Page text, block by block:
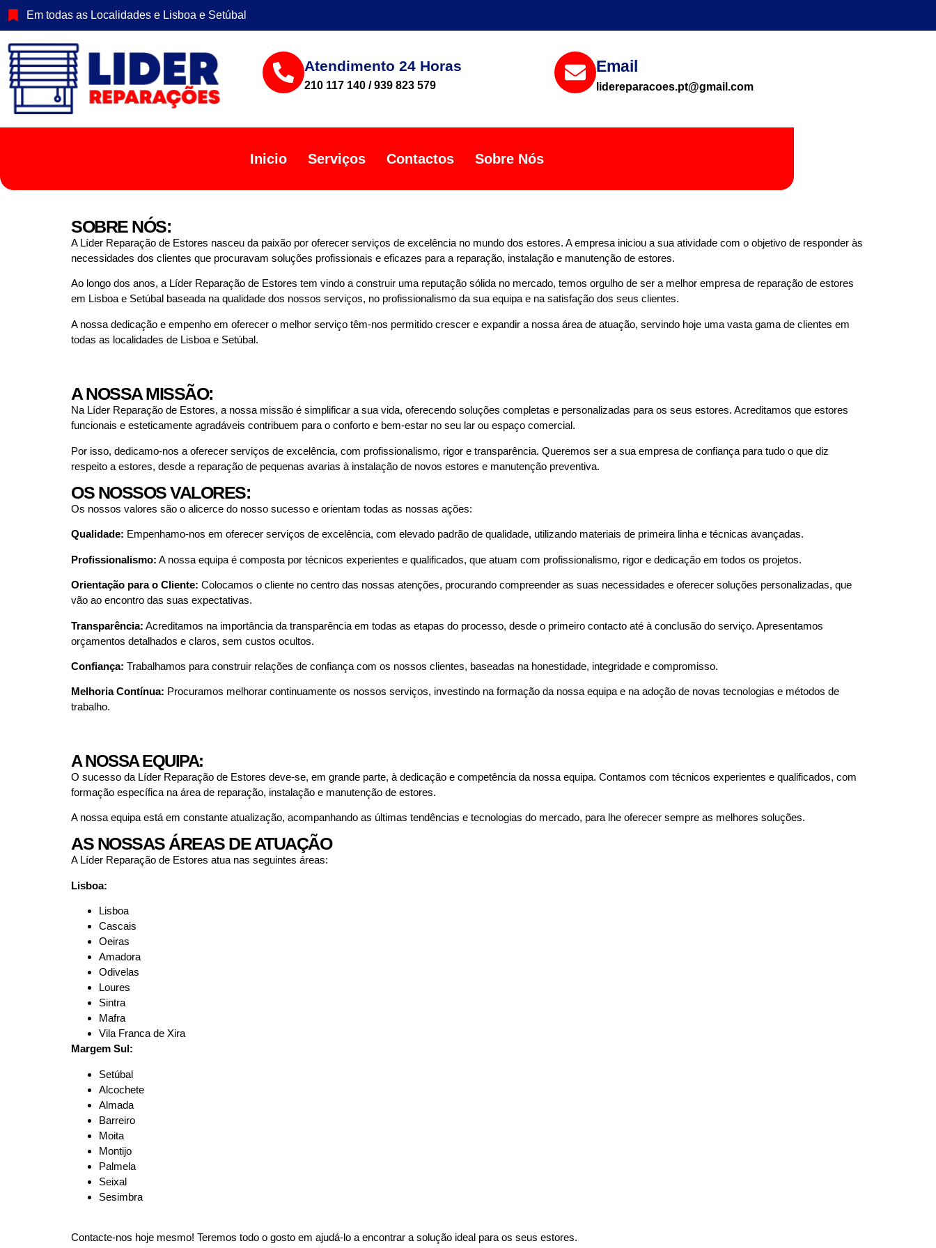
Em todas as Localidades e Lisboa e Setúbal
Atendimento 24 Horas
210 117 140 / 939 823 579
Email
lidereparacoes.pt@gmail.com
Inicio Serviços Contactos Sobre Nós
SOBRE NÓS:
A Líder Reparação de Estores nasceu da paixão por oferecer serviços de excelência no mundo dos estores. A empresa iniciou a sua atividade com o objetivo de responder às
necessidades dos clientes que procuravam soluções profissionais e eficazes para a reparação, instalação e manutenção de estores.
Ao longo dos anos, a Líder Reparação de Estores tem vindo a construir uma reputação sólida no mercado, temos orgulho de ser a melhor empresa de reparação de estores
em Lisboa e Setúbal baseada na qualidade dos nossos serviços, no profissionalismo da sua equipa e na satisfação dos seus clientes.
A nossa dedicação e empenho em oferecer o melhor serviço têm-nos permitido crescer e expandir a nossa área de atuação, servindo hoje uma vasta gama de clientes em
todas as localidades de Lisboa e Setúbal.
A NOSSA MISSÃO:
Na Líder Reparação de Estores, a nossa missão é simplificar a sua vida, oferecendo soluções completas e personalizadas para os seus estores. Acreditamos que estores
funcionais e esteticamente agradáveis contribuem para o conforto e bem-estar no seu lar ou espaço comercial.
Por isso, dedicamo-nos a oferecer serviços de excelência, com profissionalismo, rigor e transparência. Queremos ser a sua empresa de confiança para tudo o que diz
respeito a estores, desde a reparação de pequenas avarias à instalação de novos estores e manutenção preventiva.
OS NOSSOS VALORES:
Os nossos valores são o alicerce do nosso sucesso e orientam todas as nossas ações:
Qualidade: Empenhamo-nos em oferecer serviços de excelência, com elevado padrão de qualidade, utilizando materiais de primeira linha e técnicas avançadas.
Profissionalismo: A nossa equipa é composta por técnicos experientes e qualificados, que atuam com profissionalismo, rigor e dedicação em todos os projetos.
Orientação para o Cliente: Colocamos o cliente no centro das nossas atenções, procurando compreender as suas necessidades e oferecer soluções personalizadas, que
vão ao encontro das suas expectativas.
Transparência: Acreditamos na importância da transparência em todas as etapas do processo, desde o primeiro contacto até à conclusão do serviço. Apresentamos
orçamentos detalhados e claros, sem custos ocultos.
Confiança: Trabalhamos para construir relações de confiança com os nossos clientes, baseadas na honestidade, integridade e compromisso.
Melhoria Contínua: Procuramos melhorar continuamente os nossos serviços, investindo na formação da nossa equipa e na adoção de novas tecnologias e métodos de
trabalho.
A NOSSA EQUIPA:
O sucesso da Líder Reparação de Estores deve-se, em grande parte, à dedicação e competência da nossa equipa. Contamos com técnicos experientes e qualificados, com
formação específica na área de reparação, instalação e manutenção de estores.
A nossa equipa está em constante atualização, acompanhando as últimas tendências e tecnologias do mercado, para lhe oferecer sempre as melhores soluções.
AS NOSSAS ÁREAS DE ATUAÇÃO
A Líder Reparação de Estores atua nas seguintes áreas:
Lisboa:
Lisboa
Cascais
Oeiras
Amadora
Odivelas
Loures
Sintra
Mafra
Vila Franca de Xira
Margem Sul:
Setúbal
Alcochete
Almada
Barreiro
Moita
Montijo
Palmela
Seixal
Sesimbra
Contacte-nos hoje mesmo! Teremos todo o gosto em ajudá-lo a encontrar a solução ideal para os seus estores.